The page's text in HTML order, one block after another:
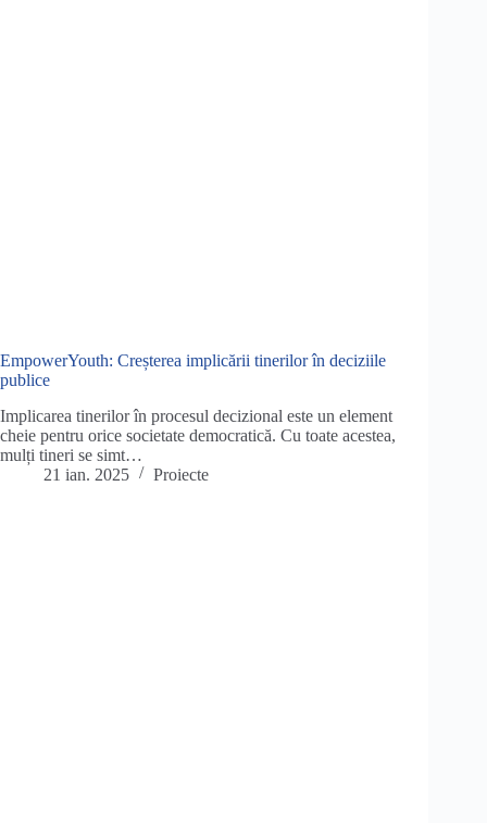
EmpowerYouth: Creșterea implicării tinerilor în deciziile
publice
Implicarea tinerilor în procesul decizional este un element
cheie pentru orice societate democratică. Cu toate acestea,
mulți tineri se simt…
21 ian. 2025
Proiecte